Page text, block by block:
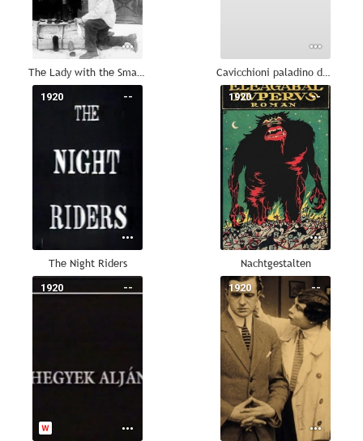
The Lady with the Small Foot Cavicchioni paladino dei dollari
--
1920
The Night Riders
--
1920
Nachtgestalten
--
1920 --
1920